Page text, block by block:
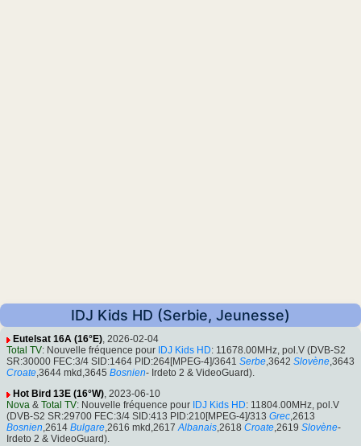
IDJ Kids HD (Serbie, Jeunesse)
Eutelsat 16A (16°E), 2026-02-04
Total TV: Nouvelle fréquence pour IDJ Kids HD: 11678.00MHz, pol.V (DVB-S2
SR:30000 FEC:3/4 SID:1464 PID:264[MPEG-4]/3641 Serbe,3642 Slovène,3643
Croate,3644 mkd,3645 Bosnien- Irdeto 2 & VideoGuard).
Hot Bird 13E (16°W), 2023-06-10
Nova & Total TV: Nouvelle fréquence pour IDJ Kids HD: 11804.00MHz, pol.V
(DVB-S2 SR:29700 FEC:3/4 SID:413 PID:210[MPEG-4]/313 Grec,2613
Bosnien,2614 Bulgare,2616 mkd,2617 Albanais,2618 Croate,2619 Slovène-
Irdeto 2 & VideoGuard).